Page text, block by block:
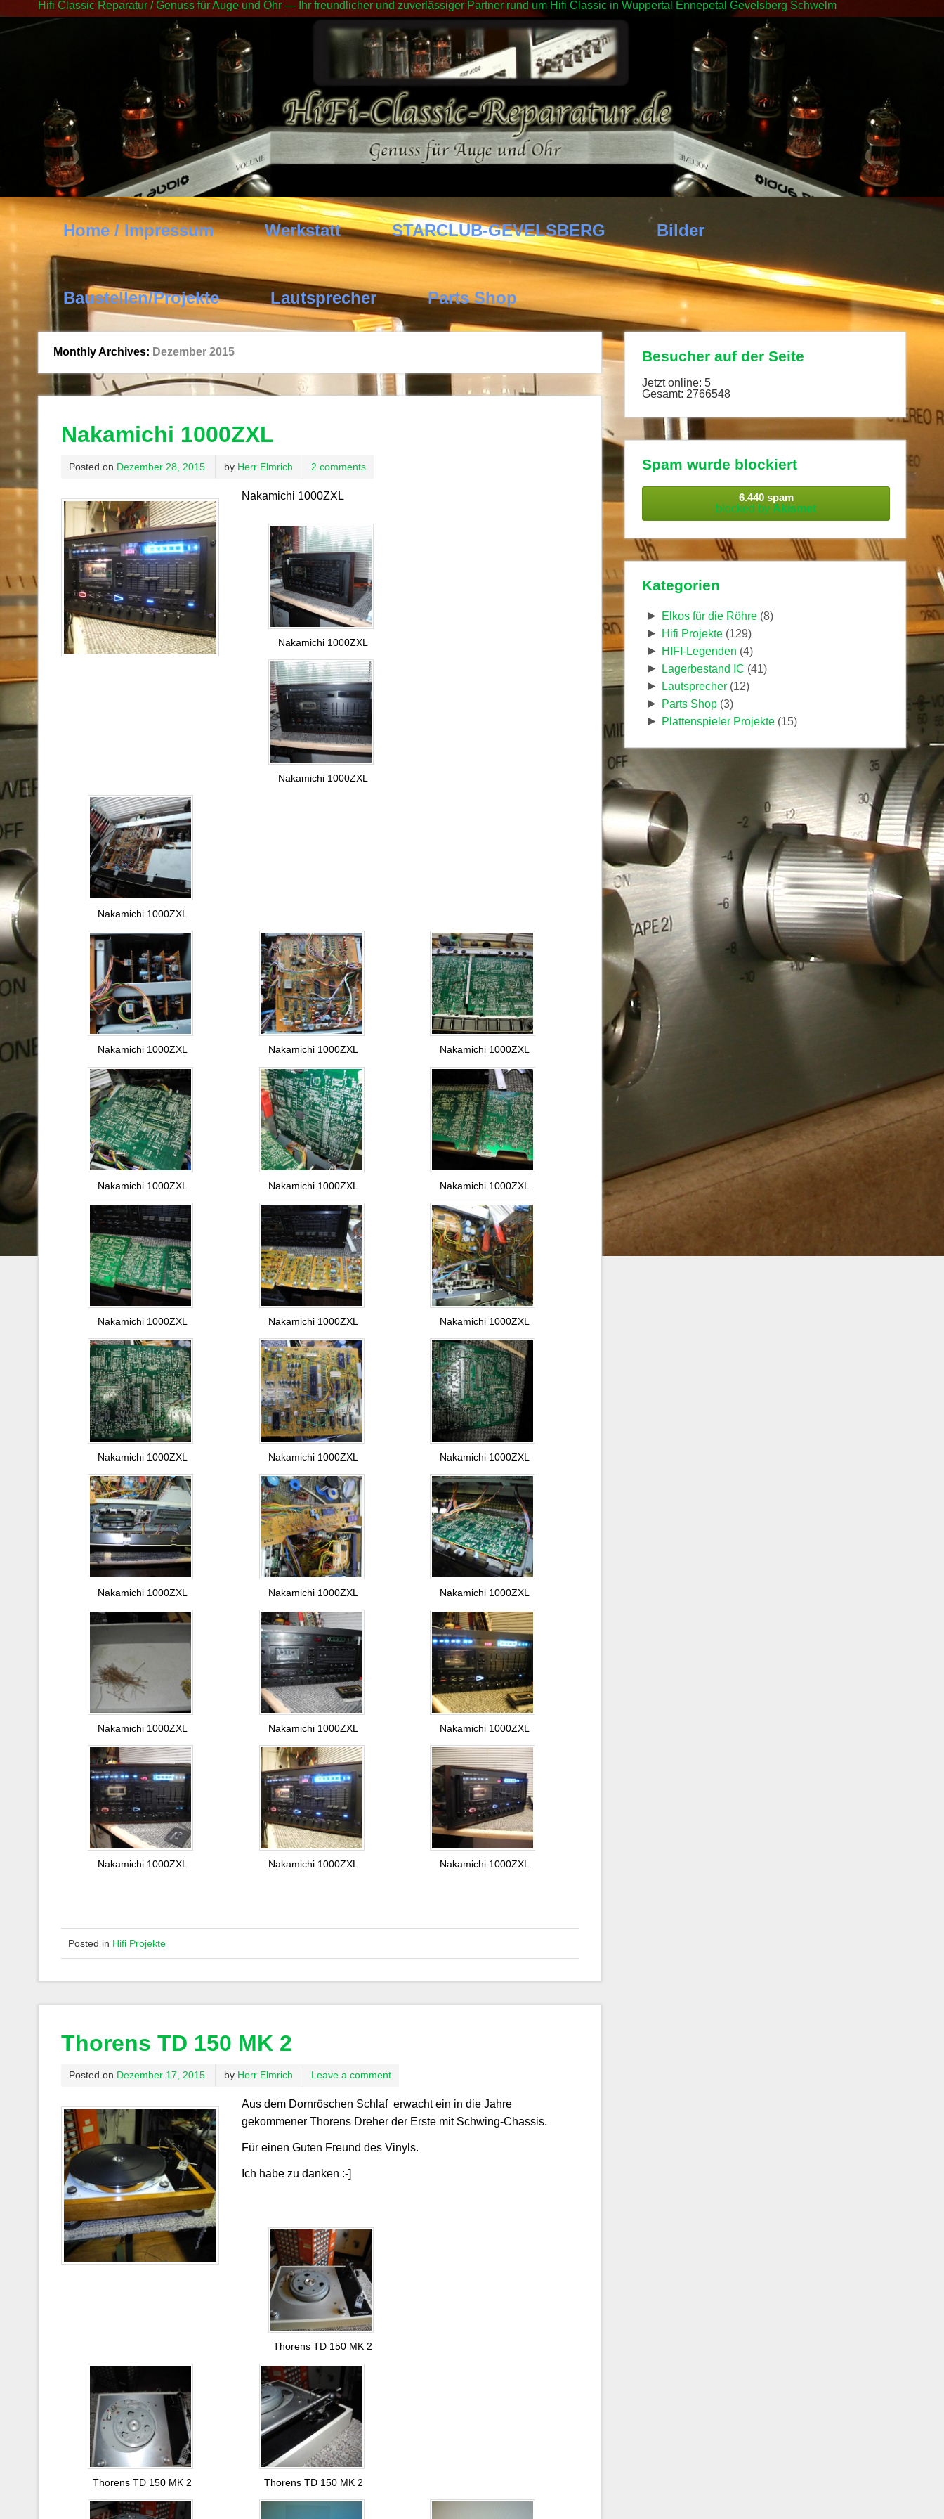
Hifi Classic Reparatur / Genuss für Auge und Ohr — Ihr freundlicher und zuverlässiger Partner rund um Hifi Classic in Wuppertal Ennepetal Gevelsberg Schwelm
Home / Impressum Werkstatt STARCLUB-GEVELSBERG Bilder
Baustellen/Projekte Lautsprecher Parts Shop
Monthly Archives: Dezember 2015
Nakamichi 1000ZXL
Posted on Dezember 28, 2015 by Herr Elmrich 2 comments
Nakamichi 1000ZXL
Nakamichi 1000ZXL
Nakamichi 1000ZXL
Nakamichi 1000ZXL
Nakamichi 1000ZXL Nakamichi 1000ZXL Nakamichi 1000ZXL
Nakamichi 1000ZXL Nakamichi 1000ZXL Nakamichi 1000ZXL
Nakamichi 1000ZXL Nakamichi 1000ZXL Nakamichi 1000ZXL
Nakamichi 1000ZXL Nakamichi 1000ZXL Nakamichi 1000ZXL
Nakamichi 1000ZXL Nakamichi 1000ZXL Nakamichi 1000ZXL
Nakamichi 1000ZXL Nakamichi 1000ZXL Nakamichi 1000ZXL
Nakamichi 1000ZXL Nakamichi 1000ZXL Nakamichi 1000ZXL
Posted in Hifi Projekte
Thorens TD 150 MK 2
Posted on Dezember 17, 2015 by Herr Elmrich Leave a comment
Aus dem Dornröschen Schlaf erwacht ein in die Jahre
gekommener Thorens Dreher der Erste mit Schwing-Chassis.
Für einen Guten Freund des Vinyls.
Ich habe zu danken :-]
Thorens TD 150 MK 2
Thorens TD 150 MK 2 Thorens TD 150 MK 2
Besucher auf der Seite
Jetzt online: 5
Gesamt: 2766548
Spam wurde blockiert
6.440 spam
blocked by Akismet
Kategorien
► Elkos für die Röhre (8)
► Hifi Projekte (129)
► HIFI-Legenden (4)
► Lagerbestand IC (41)
► Lautsprecher (12)
► Parts Shop (3)
► Plattenspieler Projekte (15)